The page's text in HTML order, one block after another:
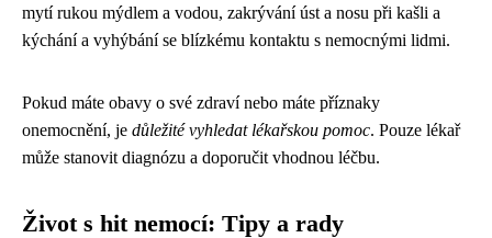
mytí rukou mýdlem a vodou, zakrývání úst a nosu při kašli a
kýchání a vyhýbání se blízkému kontaktu s nemocnými lidmi.
Pokud máte obavy o své zdraví nebo máte příznaky
onemocnění, je důležité vyhledat lékařskou pomoc. Pouze lékař
může stanovit diagnózu a doporučit vhodnou léčbu.
Život s hit nemocí: Tipy a rady